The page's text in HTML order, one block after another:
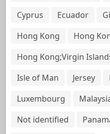
Cyprus
Ecuador
Hong Kong
Hong
Hong Kong;Virgin
Isle of Man
Jersey
Luxembourg
Not identified